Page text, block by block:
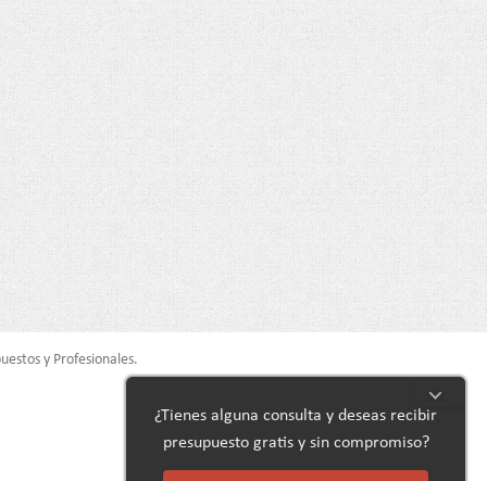
y Profesionales.
¿Tienes alguna consulta y deseas recibir
presupuesto gratis y sin compromiso?